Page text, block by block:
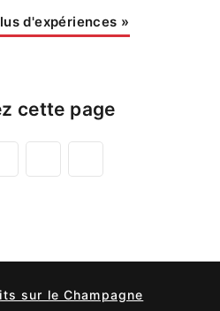
d'expériences »
cette page
sur le Champagne